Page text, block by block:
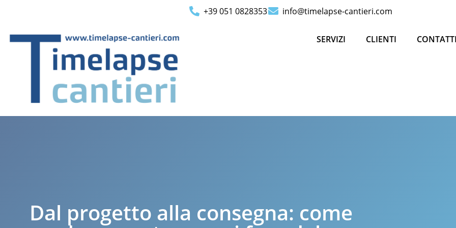
+39 051 0828353 info@timelapse-cantieri.com
SERVIZI CLIENTI
Dal progetto alla consegna: come